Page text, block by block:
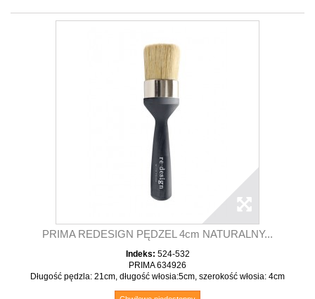
PRIMA REDESIGN PĘDZEL 4cm NATURALNY...
Indeks: 524-532
PRIMA 634926
Długość pędzla: 21cm, długość włosia:5cm, szerokość włosia: 4cm